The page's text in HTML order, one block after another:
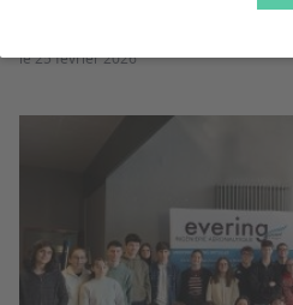
RENCONTRES : live from
le 25 février 2026